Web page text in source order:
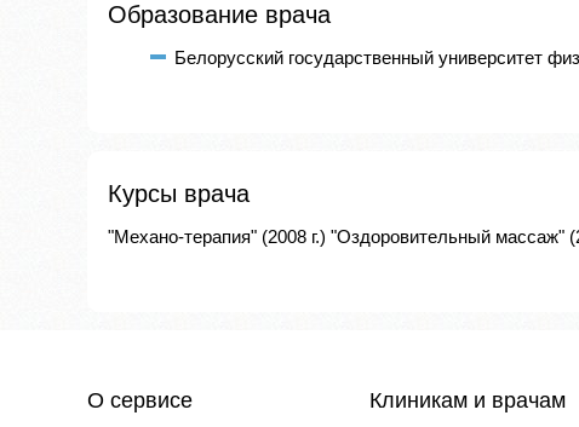
Образование врача
Белорусский государственный университет
Курсы врача
"Механо-терапия" (2008 г.) "Оздоровительный массаж"
О сервисе Клиникам и врачам